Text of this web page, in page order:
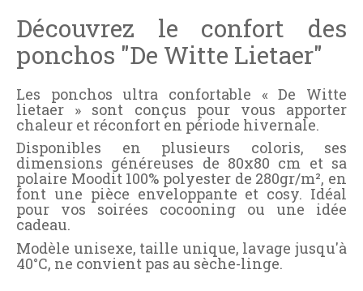
Découvrez le confort des
ponchos "De Witte Lietaer"
Les ponchos ultra confortable « De Witte
lietaer » sont conçus pour vous apporter
chaleur et réconfort en période hivernale.
Disponibles en plusieurs coloris, ses
dimensions généreuses de 80x80 cm et sa
polaire Moodit 100% polyester de 280gr/m², en
font une pièce enveloppante et cosy. Idéal
pour vos soirées cocooning ou une idée
cadeau.
Modèle unisexe, taille unique, lavage jusqu'à
40°C, ne convient pas au sèche-linge.